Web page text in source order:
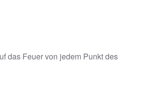
das Feuer von jedem Punkt des